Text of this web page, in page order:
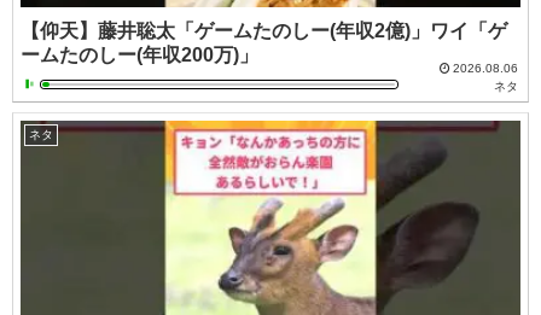
【仰天】藤井聡太「ゲームたのしー(年収2億)」ワイ「ゲ
ームたのしー(年収200万)」
2026.08.06
ネタ
ネタ